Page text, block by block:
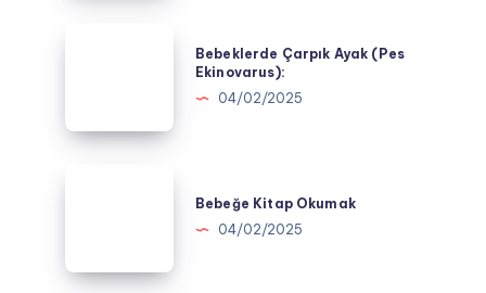
Ekinovarus):
Bebeklerde Çarpık Ayak (Pes
Ekinovarus):
04/02/2025
Bebeğe Kitap Okumak
04/02/2025